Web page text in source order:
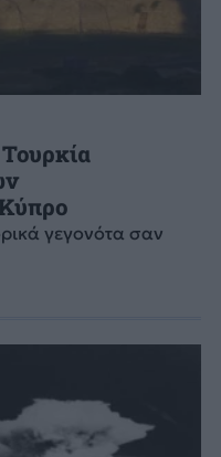
γεγονότα σαν